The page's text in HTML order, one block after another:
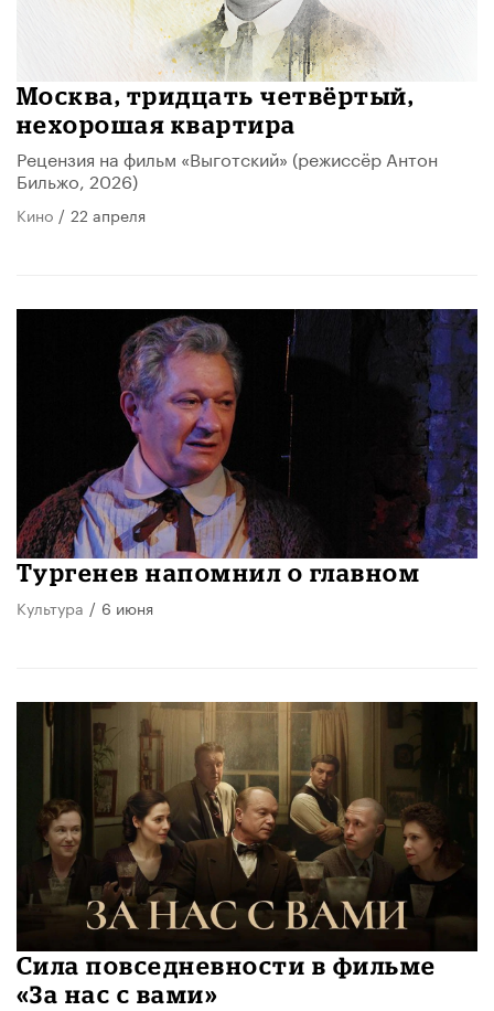
Москва, тридцать четвёртый,
нехорошая квартира
​Рецензия на фильм «Выготский» (режиссёр Антон
Бильжо, 2026)
Кино / 22 апреля
Тургенев напомнил о главном
Культура / 6 июня
Сила повседневности в фильме
«За нас с вами»